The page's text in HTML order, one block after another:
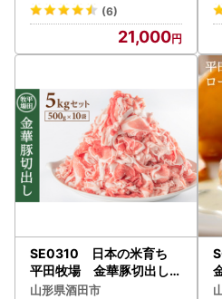
(6)
21,000
SE0310 日本の米育ち
平田牧場 金華豚切出し
5kg(500g×10パック)
山形県酒田市